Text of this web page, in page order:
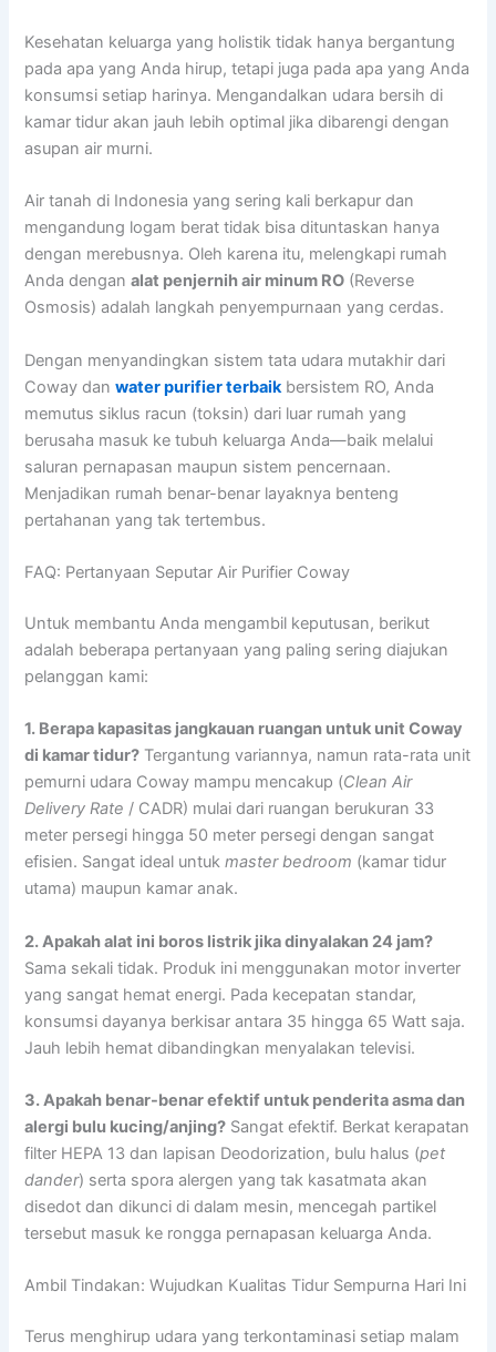
Kesehatan keluarga yang holistik tidak hanya bergantung
pada apa yang Anda hirup, tetapi juga pada apa yang Anda
konsumsi setiap harinya. Mengandalkan udara bersih di
kamar tidur akan jauh lebih optimal jika dibarengi dengan
asupan air murni.
Air tanah di Indonesia yang sering kali berkapur dan
mengandung logam berat tidak bisa dituntaskan hanya
dengan merebusnya. Oleh karena itu, melengkapi rumah
Anda denganalat penjernih air minum RO (Reverse
Osmosis) adalah langkah penyempurnaan yang cerdas.
Dengan menyandingkan sistem tata udara mutakhir dari
Coway danwater purifier terbaikbersistem RO, Anda
memutus siklus racun (toksin) dari luar rumah yang
berusaha masuk ke tubuh keluarga Anda—baik melalui
saluran pernapasan maupun sistem pencernaan.
Menjadikan rumah benar-benar layaknya benteng
pertahanan yang tak tertembus.
FAQ: Pertanyaan Seputar Air Purifier Coway
Untuk membantu Anda mengambil keputusan, berikut
adalah beberapa pertanyaan yang paling sering diajukan
pelanggan kami:
1. Berapa kapasitas jangkauan ruangan untuk unit Coway
di kamar tidur? Tergantung variannya, namun rata-rata unit
pemurni udara Coway mampu mencakup (Clean Air
Delivery Rate / CADR) mulai dari ruangan berukuran 33
meter persegi hingga 50 meter persegi dengan sangat
efisien. Sangat ideal untukmaster bedroom (kamar tidur
utama) maupun kamar anak.
2. Apakah alat ini boros listrik jika dinyalakan 24 jam?
Sama sekali tidak. Produk ini menggunakan motor inverter
yang sangat hemat energi. Pada kecepatan standar,
konsumsi dayanya berkisar antara 35 hingga 65 Watt saja.
Jauh lebih hemat dibandingkan menyalakan televisi.
3. Apakah benar-benar efektif untuk penderita asma dan
alergi bulu kucing/anjing? Sangat efektif. Berkat kerapatan
filter HEPA 13 dan lapisan Deodorization, bulu halus (pet
dander) serta spora alergen yang tak kasatmata akan
disedot dan dikunci di dalam mesin, mencegah partikel
tersebut masuk ke rongga pernapasan keluarga Anda.
Ambil Tindakan: Wujudkan Kualitas Tidur Sempurna Hari Ini
Terus menghirup udara yang terkontaminasi setiap malam